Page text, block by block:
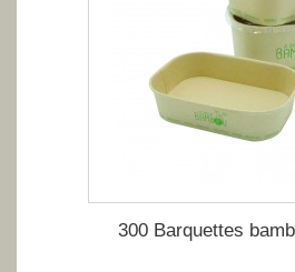
300 Barquettes